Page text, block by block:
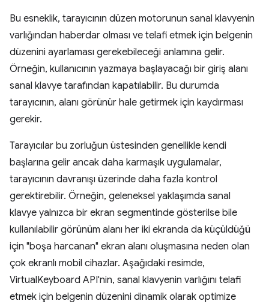
Bu esneklik, tarayıcının düzen motorunun sanal klavyenin
varlığından haberdar olması ve telafi etmek için belgenin
düzenini ayarlaması gerekebileceği anlamına gelir.
Örneğin, kullanıcının yazmaya başlayacağı bir giriş alanı
sanal klavye tarafından kapatılabilir. Bu durumda
tarayıcının, alanı görünür hale getirmek için kaydırması
gerekir.
Tarayıcılar bu zorluğun üstesinden genellikle kendi
başlarına gelir ancak daha karmaşık uygulamalar,
tarayıcının davranışı üzerinde daha fazla kontrol
gerektirebilir. Örneğin, geleneksel yaklaşımda sanal
klavye yalnızca bir ekran segmentinde gösterilse bile
kullanılabilir görünüm alanı her iki ekranda da küçüldüğü
için "boşa harcanan" ekran alanı oluşmasına neden olan
çok ekranlı mobil cihazlar. Aşağıdaki resimde,
VirtualKeyboard API'nin, sanal klavyenin varlığını telafi
etmek için belgenin düzenini dinamik olarak optimize